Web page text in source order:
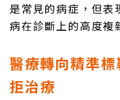
是常見的病症，但表
病在診斷上的高度複
醫療轉向精準
拒治療